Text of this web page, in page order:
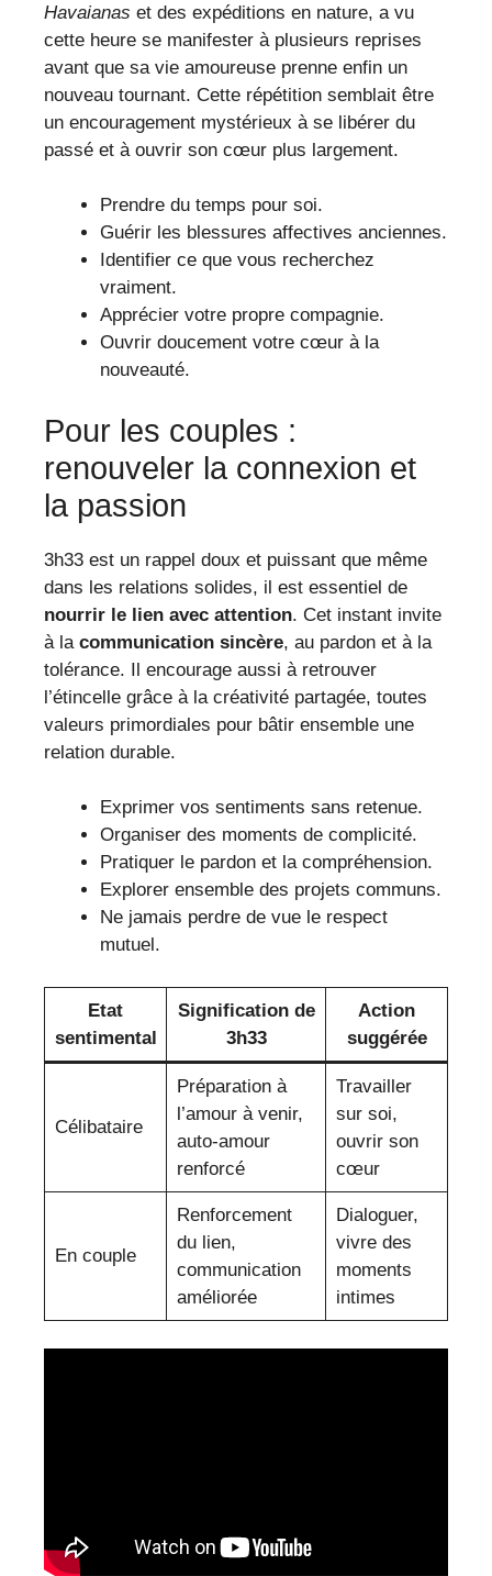
Havaianas et des expéditions en nature, a vu
cette heure se manifester à plusieurs reprises
avant que sa vie amoureuse prenne enfin un
nouveau tournant. Cette répétition semblait être
un encouragement mystérieux à se libérer du
passé et à ouvrir son cœur plus largement.
Prendre du temps pour soi.
Guérir les blessures affectives anciennes.
Identifier ce que vous recherchez
vraiment.
Apprécier votre propre compagnie.
Ouvrir doucement votre cœur à la
nouveauté.
Pour les couples :
renouveler la connexion et
la passion
3h33 est un rappel doux et puissant que même
dans les relations solides, il est essentiel de
nourrir le lien avec attention. Cet instant invite
à la communication sincère, au pardon et à la
tolérance. Il encourage aussi à retrouver
l’étincelle grâce à la créativité partagée, toutes
valeurs primordiales pour bâtir ensemble une
relation durable.
Exprimer vos sentiments sans retenue.
Organiser des moments de complicité.
Pratiquer le pardon et la compréhension.
Explorer ensemble des projets communs.
Ne jamais perdre de vue le respect
mutuel.
Etat
sentimental
Signification de
3h33
Action
suggérée
Célibataire
Préparation à
l’amour à venir,
auto-amour
renforcé
Travailler
sur soi,
ouvrir son
cœur
En couple
Renforcement
du lien,
communication
améliorée
Dialoguer,
vivre des
moments
intimes